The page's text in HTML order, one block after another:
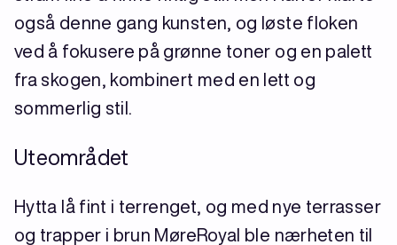
også denne gang kunsten, og løste floken
ved å fokusere på grønne toner og en palett
fra skogen, kombinert med en lett og
sommerlig stil.
Uteområdet
Hytta lå fint i terrenget, og med nye terrasser
og trapper i brun MøreRoyal ble nærheten til